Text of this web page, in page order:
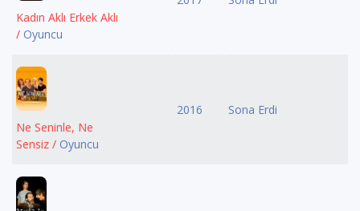
Kadın Aklı Erkek Aklı
/ Oyuncu
Ne Seninle, Ne
Sensiz / Oyuncu
2016 Sona Erdi